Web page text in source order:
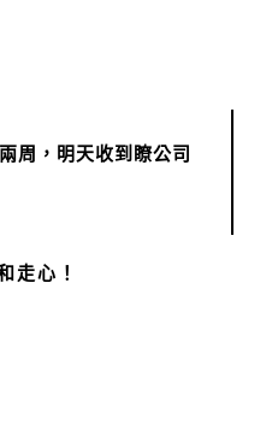
周，明天收到瞭公司
走心！